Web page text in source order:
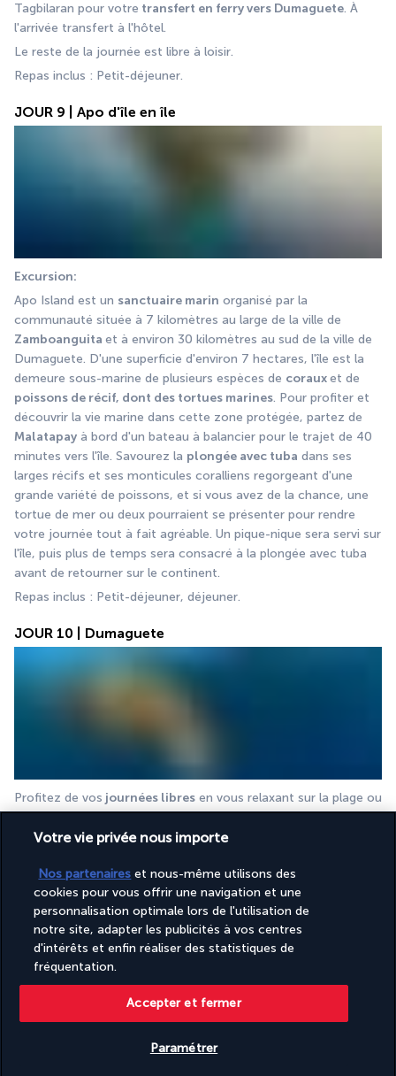
Tagbilaran pour votre transfert en ferry vers Dumaguete. À
l'arrivée transfert à l'hôtel.
Le reste de la journée est libre à loisir.
Repas inclus : Petit-déjeuner.
JOUR 9 | Apo d'île en île
Excursion:
Apo Island est un sanctuaire marin organisé par la
Zamboanguita et à environ 30 kilomètres au sud de la ville de
Dumaguete. D'une superficie d'environ 7 hectares, l'île est la
demeure sous-marine de plusieurs espèces de coraux
poissons de récif, dont des tortues marines. Pour profiter et
Malatapay à bord d'un bateau à balancier pour le trajet de 40
minutes vers l'île. Savourez la plongée avec tuba dans ses
larges récifs et ses monticules coralliens regorgeant d'une
grande variété de poissons, et si vous avez de la chance, une
tortue de mer ou deux pourraient se présenter pour rendre
votre journée tout à fait agréable. Un pique-nique sera servi sur
l'île, puis plus de temps sera consacré à la plongée avec tuba
avant de retourner sur le continent.
Repas inclus : Petit-déjeuner, déjeuner.
JOUR 10 | Dumaguete
Profitez de vos journées libres en vous relaxant sur la plage ou
en explorant l'île à votre convenance.
Repas inclus : Petit-déjeuner.
JOUR 11 | Siquijor
Après le petit-déjeuner, départ et transfert à la jetée de
Votre vie privée nous importe
Nos partenaires et nous-même utilisons des
cookies pour vous offrir une navigation et une
personnalisation optimale lors de l'utilisation de
notre site, adapter les publicités à vos centres
d'intérêts et enfin réaliser des statistiques de
fréquentation.
Paramétrer
Accepter et fermer